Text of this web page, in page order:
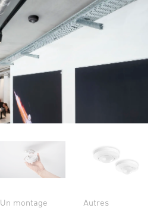
Un montage
Autres